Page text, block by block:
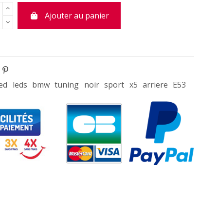
Ajouter au panier
leds bmw tuning noir sport x5 arriere E53